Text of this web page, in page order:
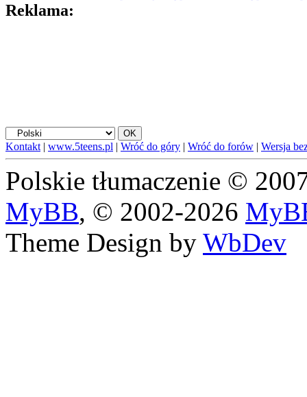
Reklama:
Kontakt | www.5teens.pl | Wróć do góry | Wróć do forów | Wersja
Polskie tłumaczenie ©
MyBB, © 2002-2026
Theme Design by WbDev